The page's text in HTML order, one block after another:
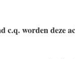
worden deze